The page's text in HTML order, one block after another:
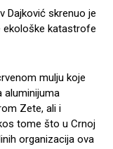
Dajković skrenuo je
ekološke katastrofe
mulju koje
aluminijuma
Zete, ali i
tome što u Crnoj
organizacija ova